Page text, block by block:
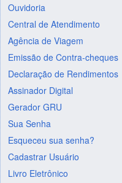
Ouvidoria
Central de Atendimento
Agência de Viagem
Emissão de Contra-cheques
Declaração de Rendimentos
Assinador Digital
Gerador GRU
Sua Senha
Esqueceu sua senha?
Cadastrar Usuário
Livro Eletrônico